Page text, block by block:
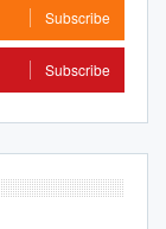
Subscribe
Subscribe